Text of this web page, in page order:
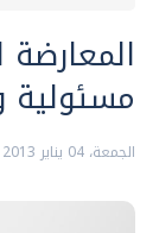
مسئولية
الجمعة، 04 يناير 2013 08:44 ص